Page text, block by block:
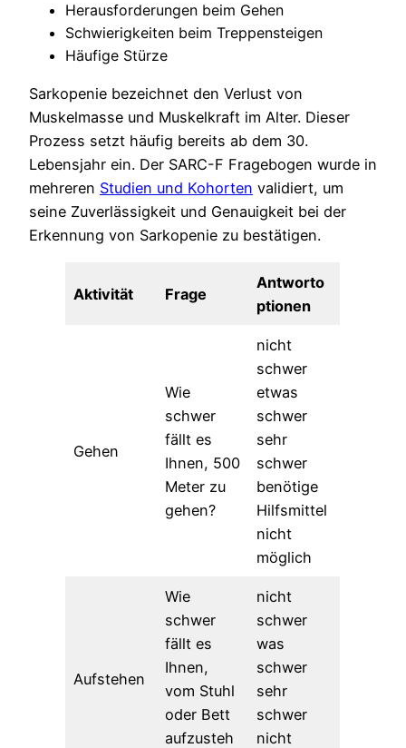
Herausforderungen beim Gehen
Schwierigkeiten beim Treppensteigen
Häufige Stürze
Sarkopenie bezeichnet den Verlust von
Muskelmasse und Muskelkraft im Alter. Dieser
Prozess setzt häufig bereits ab dem 30.
Lebensjahr ein. Der SARC-F Fragebogen wurde in
mehreren Studien und Kohorten validiert, um
seine Zuverlässigkeit und Genauigkeit bei der
Erkennung von Sarkopenie zu bestätigen.
Aktivität Frage
Antworto
ptionen
Gehen
Wie
schwer
fällt es
Ihnen, 500
Meter zu
gehen?
nicht
schwer
etwas
schwer
sehr
schwer
benötige
Hilfsmittel
nicht
möglich
Aufstehen
Wie
schwer
fällt es
Ihnen,
vom Stuhl
oder Bett
aufzusteh
nicht
schwer
was
schwer
sehr
schwer
nicht